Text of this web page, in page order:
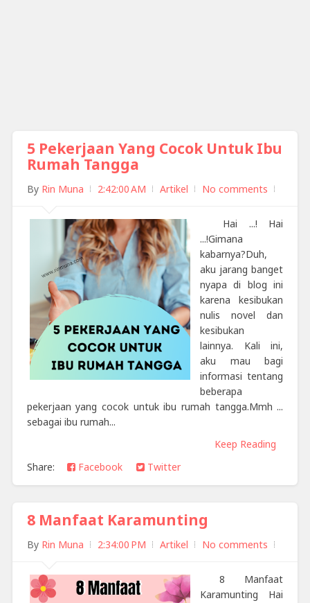
5 Pekerjaan Yang Cocok Untuk Ibu
Rumah Tangga
By Rin Muna 2:42:00 AM Artikel No comments
Hai ...! Hai
...!Gimana
kabarnya?Duh,
aku jarang banget
nyapa di blog ini
karena kesibukan
nulis novel dan
kesibukan
lainnya. Kali ini,
aku mau bagi
informasi tentang
beberapa
pekerjaan yang cocok untuk ibu rumah tangga.Mmh ...
sebagai ibu rumah...
Keep Reading
Share:
Facebook Twitter
8 Manfaat Karamunting
By Rin Muna 2:34:00 PM Artikel No comments
8 Manfaat
Karamunting Hai